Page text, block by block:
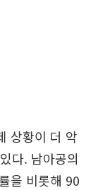
상황이 더 악
다. 남아공의
을 비롯해 90